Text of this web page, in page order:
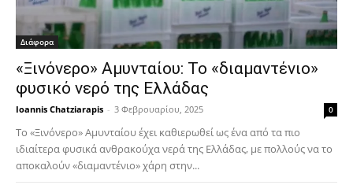
Διάφορα
«Ξινόνερο» Αμυνταίου: Το «διαμαντένιο»
φυσικό νερό της Ελλάδας
Ioannis Chatziarapis - 3 Φεβρουαρίου, 2025 0
Το «Ξινόνερο» Αμυνταίου έχει καθιερωθεί ως ένα από τα πιο
ιδιαίτερα φυσικά ανθρακούχα νερά της Ελλάδας, με πολλούς να το
αποκαλούν «διαμαντένιο» χάρη στην...